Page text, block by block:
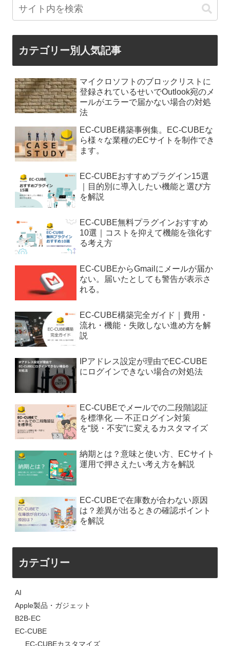
カテゴリー別人気記事
マイクロソフトのブロックリストに
登録されているせいでOutlook宛のメ
ールがエラーで届かない場合の対処
法
EC-CUBE構築事例集。EC-CUBEな
ら様々な業種のECサイトを制作でき
ます。
EC-CUBEおすすめプラグイン15選
｜目的別に導入したい機能と選び方
を解説
EC-CUBE無料プラグインおすすめ
10選｜コストを抑えて機能を強化す
る考え方
EC-CUBEからGmailにメールが届か
ない。届いたとしても警告が表示さ
れる。
EC-CUBE構築完全ガイド｜費用・
流れ・機能・失敗しない進め方を解
説
IPアドレス設定が理由でEC-CUBE
にログインできない場合の対処法
EC-CUBEでメールでの二段階認証
を標準化 — 不正ログイン対策
を“脱・不安”に変えるカスタマイズ
納期とは？意味と使い方、ECサイト
運用で押さえたい考え方を解説
EC-CUBEで在庫数が合わない原因
は？差異が出るときの確認ポイント
を解説
カテゴリー
AI
Apple製品・ガジェット
B2B-EC
EC-CUBE
EC-CUBEカスタマイズ